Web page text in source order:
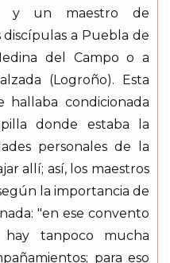
y un maestro de
discípulas a Puebla de
del Campo o a
(Logroño). Esta
hallaba condicionada
donde estaba la
personales de la
allí; así, los maestros
la importancia de
"en ese convento
tanpoco mucha
para eso